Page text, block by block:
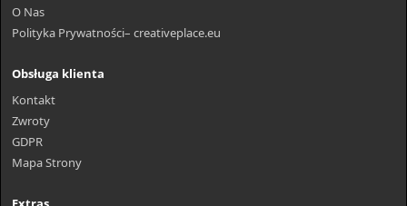
O Nas
Polityka Prywatności– creativeplace.eu
Obsługa klienta
Kontakt
Zwroty
GDPR
Mapa Strony